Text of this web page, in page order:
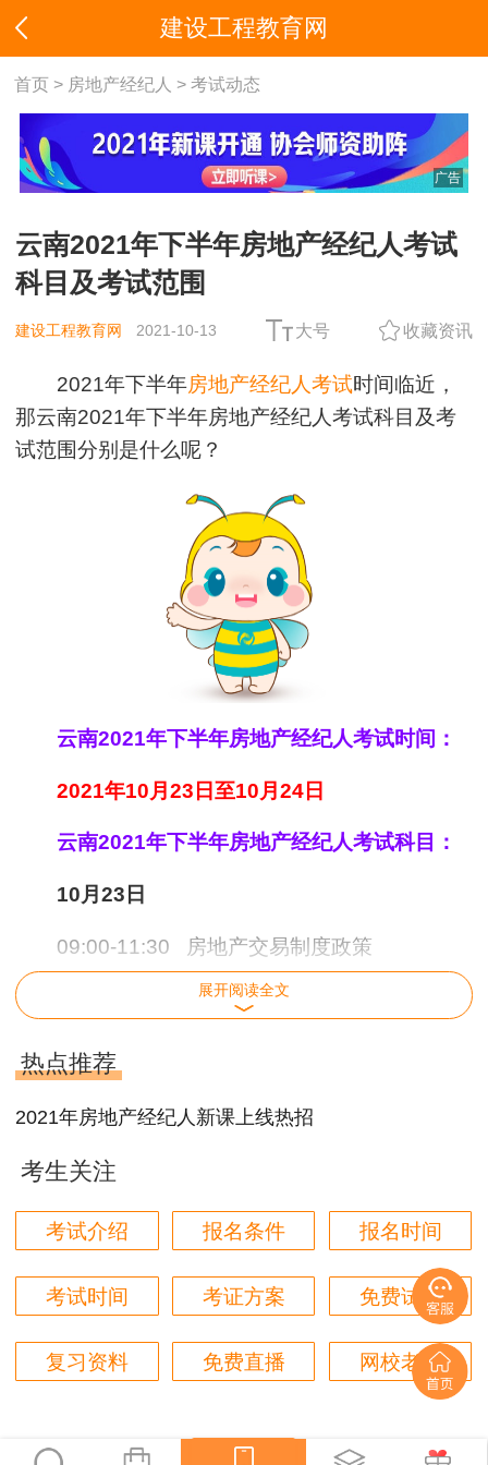
建设工程教育网
首页> 房地产经纪人 > 考试动态
广告
云南2021年下半年房地产经纪人考试
科目及考试范围
建设工程教育网 2021-10-13 大号 收藏资讯
2021年下半年房地产经纪人考试时间临近，
那云南2021年下半年房地产经纪人考试科目及考
试范围分别是什么呢？
云南2021年下半年房地产经纪人考试时间：
2021年10月23日至10月24日
云南2021年下半年房地产经纪人考试科目：
10月23日
09:00-11:30 房地产交易制度政策
房地产经纪职业导论
10月24日
09:00-11:30房地产经纪专业基础
14:00-16:30
云南2021年下半年房地产经纪人考试范围：
大纲（2020）》所确定的范围。
推荐阅读：
2021年下半年房地产经纪专业人员职业资格
展开阅读全文
热点推荐
2021年房地产经纪人新课上线热招
考生关注
考试介绍 报名条件 报名时间
考试时间 考证方案 免费试听
复习资料 免费直播 网校老师